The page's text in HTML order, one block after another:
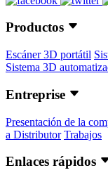
Productos
Escáner 3D portátil
Sistema 3D
Entreprise
Presentación de la
a Distributor Trabajos
Enlaces rápidos